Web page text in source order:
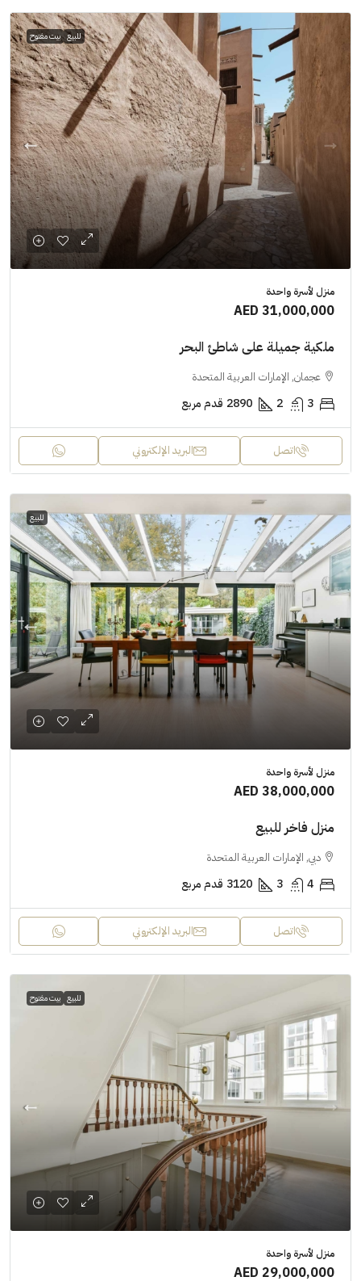
للبيع بيت مفتوح
منزل لأسرة واحدة
AED 31,000,000
ملكية جميلة على شاطئ البحر
عجمان, الإمارات العربية المتحدة
3
2
2890 قدم مربع
اتصل البريد الإلكتروني
للبيع
منزل لأسرة واحدة
AED 38,000,000
منزل فاخر للبيع
دبي, الإمارات العربية المتحدة
4
3
3120 قدم مربع
اتصل البريد الإلكتروني
للبيع بيت مفتوح
منزل لأسرة واحدة
AED 29,000,000